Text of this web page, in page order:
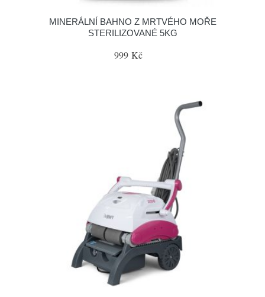
MINERÁLNÍ BAHNO Z MRTVÉHO MOŘE
STERILIZOVANÉ 5KG
999 Kč